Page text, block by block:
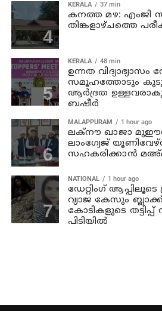
KERALA 37 min
കനത്ത മഴ: എംജി
തിങ്കളാഴ്ചത്തെ
KERALA 48 min
ഉന്നത
സമൂഹത്തോടും
ആര്‍ദ്രത
ബഷീര്‍
MALAPPURAM 1 hour ago
ലക്‌നൗ ഖാജാ
ലാംഗ്വേജ്
സഹകരിക്കാന്‍
NATIONAL 1 hour ago
ഡേറ്റിംഗ്
വ്യാജ കേസും ബ്ലാക്ക്
കോടികളുടെ
പിടിയിൽ